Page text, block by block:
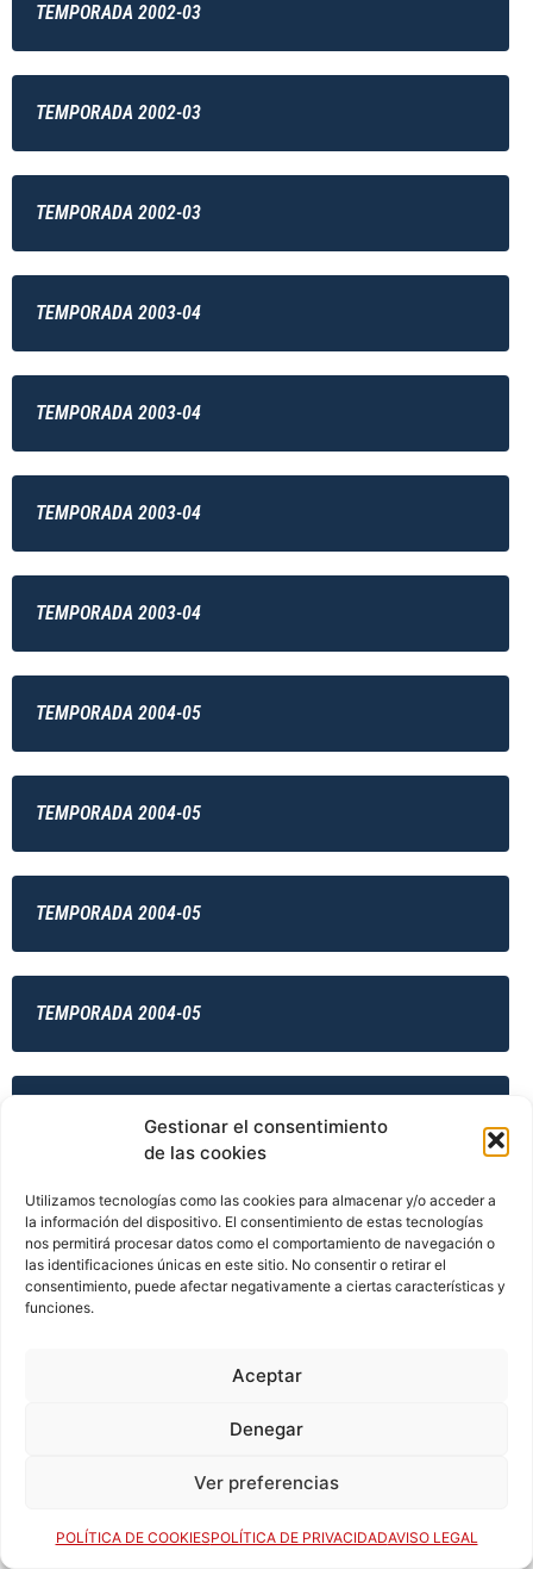
Gestionar el consentimiento
de las cookies
Utilizamos tecnologías como las cookies para almacenar y/o acceder a
la información del dispositivo. El consentimiento de estas tecnologías
nos permitirá procesar datos como el comportamiento de navegación o
las identificaciones únicas en este sitio. No consentir o retirar el
consentimiento, puede afectar negativamente a ciertas características y
funciones.
Aceptar
Denegar
Ver preferencias
POLÍTICA DE COOKIESPOLÍTICA DE PRIVACIDADAVISO LEGAL
TEMPORADA 2002-03
TEMPORADA 2002-03
TEMPORADA 2002-03
TEMPORADA 2003-04
TEMPORADA 2003-04
TEMPORADA 2003-04
TEMPORADA 2003-04
TEMPORADA 2004-05
TEMPORADA 2004-05
TEMPORADA 2004-05
TEMPORADA 2004-05
TEMPORADA 2005-06
TEMPORADA 2005-06
TEMPORADA 2005-06